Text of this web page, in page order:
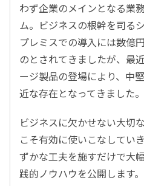
データ分析／BI
ガバナンス／リスク管理
BPR／業務改善
わず企業のメインとなる業
ム。ビジネスの根幹を司る
プレミスでの導入には数億
のとされてきましたが、最
ージ製品の登場により、中
近な存在となってきました。
ビジネスに欠かせない大切
こそ有効に使いこなしてい
ずかな工夫を施すだけで大
践的ノウハウを公開します。